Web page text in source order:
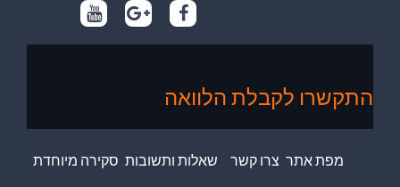
התקשרו לקבלת הלוואה
סקירה מיוחדת שאלות ותשובות צרו קשר מפת אתר